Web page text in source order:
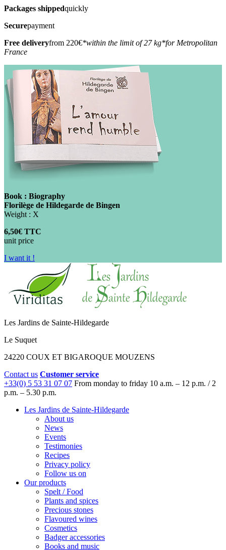
Packages shippedquickly
Securepayment
Free deliveryfrom 220€*within the limit of 27 kg*for Metropolitan
France
Book : Biography
Florilège de Hildegarde de Bingen
Weight : X
6,50€ TTC
unit price
I want it !
Les Jardins de Sainte-Hildegarde
Le Suquet
24220 COUX ET BIGAROQUE MOUZENS
Contact us Customer service
+33(0) 5 53 31 07 07 From monday to friday 10 a.m. – 12 p.m. / 2
p.m. – 5.30 p.m.
Les Jardins de Sainte-Hildegarde
About us
News
Events
Testimonies
Recipes
Privacy policy
Follow us on
Our products
Spelt / Food
Plants and spices
Precious stones
Flavoured wines
Cosmetics
Badger accessories
Books and music